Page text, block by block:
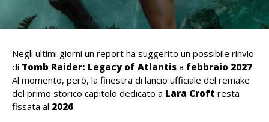
Negli ultimi giorni un report ha suggerito un possibile rinvio
di Tomb Raider: Legacy of Atlantis a febbraio 2027.
Al momento, però, la finestra di lancio ufficiale del remake
del primo storico capitolo dedicato a Lara Croft resta
fissata al 2026.